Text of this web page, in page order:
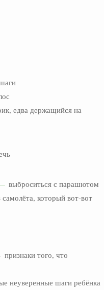
едва держащийся на
выброситься с парашютом
который вот-вот
признаки того, что
неуверенные шаги ребёнка